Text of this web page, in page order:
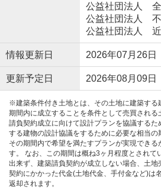
公益社団法人
公益社団法人
公益社団法人 近
情報更新日 2026年07月26日
更新予定日 2026年08月09日
※建築条件付き土地とは、その土地に建築する
期間内に成立することを条件として売買され
請負契約成立に向けて設計プランを協議するた
する建物の設計協議をするために必要な相当の
その期間内で希望を満たすプランが実現できる
す。 なお、この期間は概ね3ヶ月程度とされて
出来ず、建築請負契約が成立しない場合、土
契約にかかった代金(土地代金、手付金など)は
返却されます。